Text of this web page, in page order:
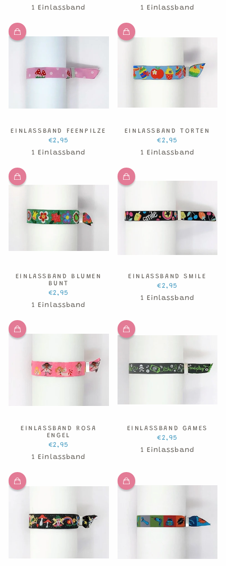
1 Einlassband
1 Einlassband
EINLASSBAND FEENPILZE
€2,95
1 Einlassband
EINLASSBAND TORTEN
€2,95
1 Einlassband
EINLASSBAND BLUMEN
BUNT
€2,95
1 Einlassband
EINLASSBAND SMILE
€2,95
1 Einlassband
EINLASSBAND ROSA
ENGEL
€2,95
1 Einlassband
EINLASSBAND GAMES
€2,95
1 Einlassband